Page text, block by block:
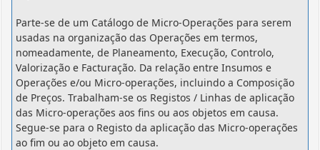
Parte-se de um Catálogo de Micro-Operações para serem
usadas na organização das Operações em termos,
nomeadamente, de Planeamento, Execução, Controlo,
Valorização e Facturação. Da relação entre Insumos e
Operações e/ou Micro-operações, incluindo a Composição
de Preços. Trabalham-se os Registos / Linhas de aplicação
das Micro-operações aos fins ou aos objetos em causa.
Segue-se para o Registo da aplicação das Micro-operações
ao fim ou ao objeto em causa.